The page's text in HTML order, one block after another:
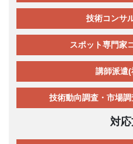
技術コンサ
スポット専門家
講師派遣
技術動向調査・市場
対